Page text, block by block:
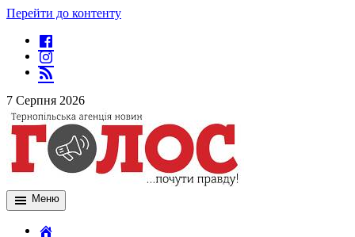
Перейти до контенту
7 Серпня 2026
Меню